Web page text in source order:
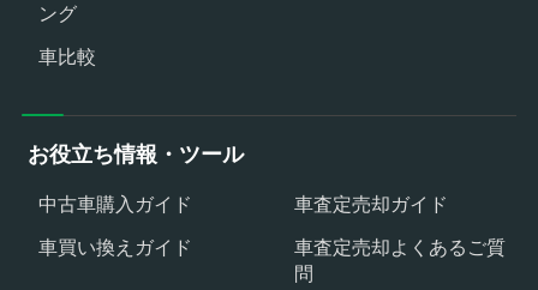
ング
車比較
お役立ち情報・ツール
中古車購入ガイド
車査定売却ガイド
車買い換えガイド
車査定売却よくあるご質
問